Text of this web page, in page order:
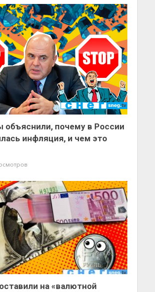
объяснили, почему в России
инфляция, и чем это
на «валютной